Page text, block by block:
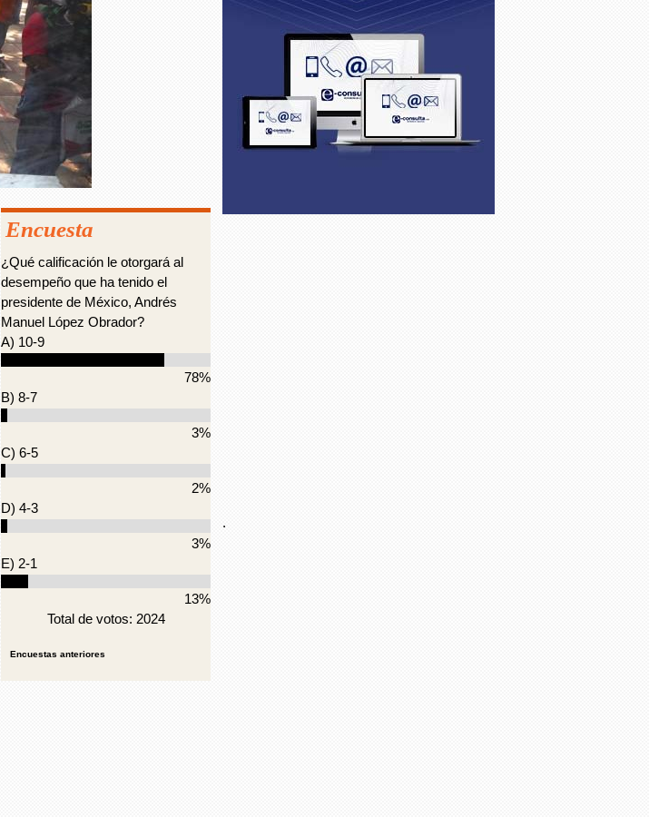
Encuesta
¿Qué calificación le otorgará al
desempeño que ha tenido el
presidente de México, Andrés
Manuel López Obrador?
A) 10-9
78%
B) 8-7
3%
C) 6-5
2%
D) 4-3
3%
E) 2-1
13%
Total de votos: 2024
Encuestas anteriores
.